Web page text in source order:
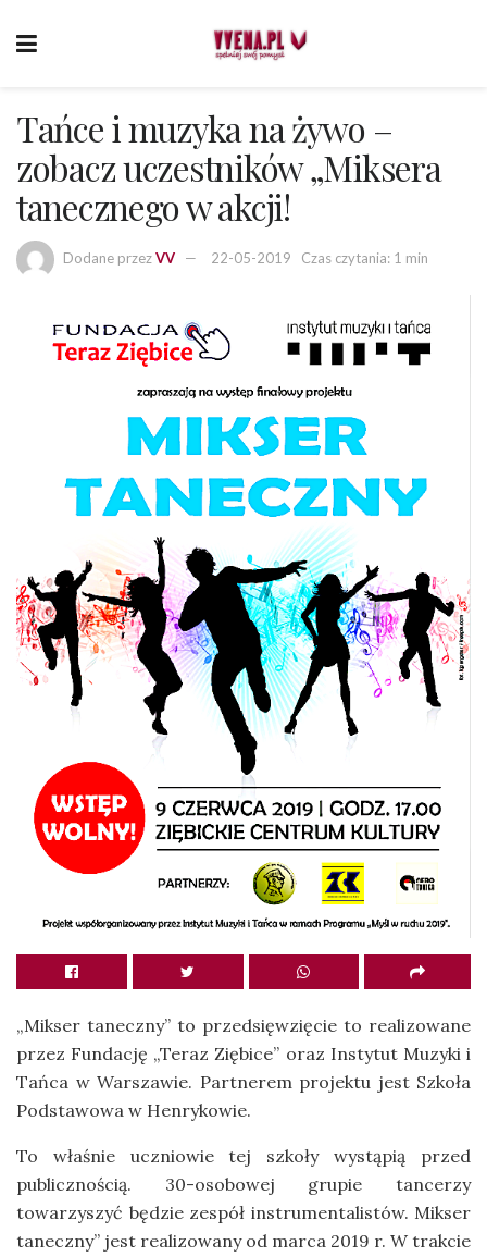
Tańce i muzyka na żywo –
zobacz uczestników „Miksera
tanecznego w akcji!
Dodane przezVV 22-05-2019 Czas czytania: 1 min
„Mikser taneczny” to przedsięwzięcie to realizowane
przez Fundację „Teraz Ziębice” oraz Instytut Muzyki i
Tańca w Warszawie. Partnerem projektu jest Szkoła
Podstawowa w Henrykowie.
To właśnie uczniowie tej szkoły wystąpią przed
publicznością. 30-osobowej grupie tancerzy
towarzyszyć będzie zespół instrumentalistów. Mikser
taneczny” jest realizowany od marca 2019 r. W trakcie